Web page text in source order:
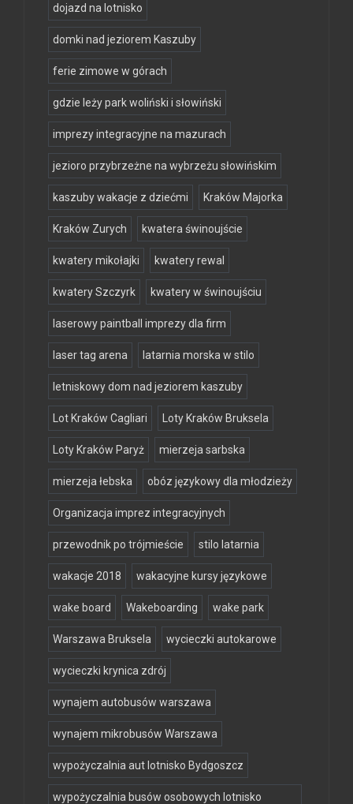
dojazd na lotnisko
domki nad jeziorem Kaszuby
ferie zimowe w górach
gdzie leży park woliński i słowiński
imprezy integracyjne na mazurach
jezioro przybrzeżne na wybrzeżu słowińskim
kaszuby wakacje z dziećmi Kraków Majorka
Kraków Zurych kwatera świnoujście
kwatery mikołajki kwatery rewal
kwatery Szczyrk kwatery w świnoujściu
laserowy paintball imprezy dla firm
laser tag arena latarnia morska w stilo
letniskowy dom nad jeziorem kaszuby
Lot Kraków Cagliari Loty Kraków Bruksela
Loty Kraków Paryż mierzeja sarbska
mierzeja łebska obóz językowy dla młodzieży
Organizacja imprez integracyjnych
przewodnik po trójmieście stilo latarnia
wakacje 2018 wakacyjne kursy językowe
wake board Wakeboarding wake park
Warszawa Bruksela wycieczki autokarowe
wycieczki krynica zdrój
wynajem autobusów warszawa
wynajem mikrobusów Warszawa
wypożyczalnia aut lotnisko Bydgoszcz
wypożyczalnia busów osobowych lotnisko